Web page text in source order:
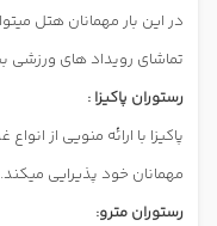
در این بار مهمانان هتل
تماشای رویداد های ورزشی
رستوران پاکیزا :
پاکیزا با ارائه منویی از
مهمانان خود پذیرایی میکند.
رستوران مترو: